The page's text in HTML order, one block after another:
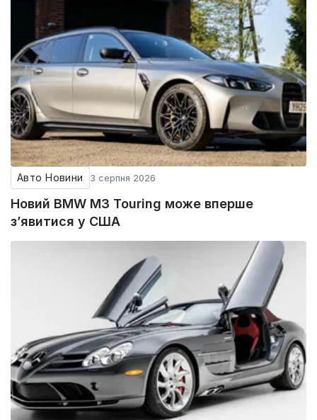
Авто Новини 3 серпня 2026
Новий BMW M3 Touring може вперше
з’явитися у США